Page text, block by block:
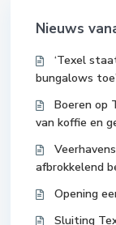
Nieuws
‘Texel
bungalows
Boeren op
van koffie en
afbrokkelend
Opening
Sluiting